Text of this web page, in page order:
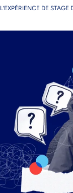
L’EXPÉRIENCE DE